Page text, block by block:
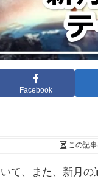
Facebook
この記
て、また、新月